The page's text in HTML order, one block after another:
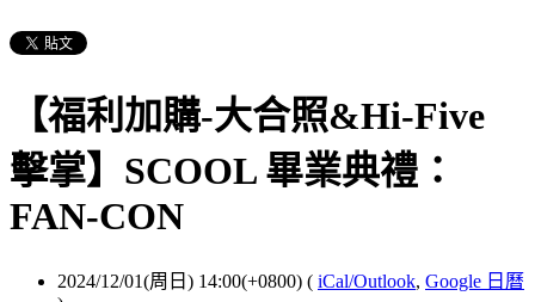
【福利加購-大合照&Hi-Five
擊掌】SCOOL 畢業典禮：
FAN-CON
2024/12/01(周日) 14:00(+0800) ( iCal/Outlook, Google 日曆